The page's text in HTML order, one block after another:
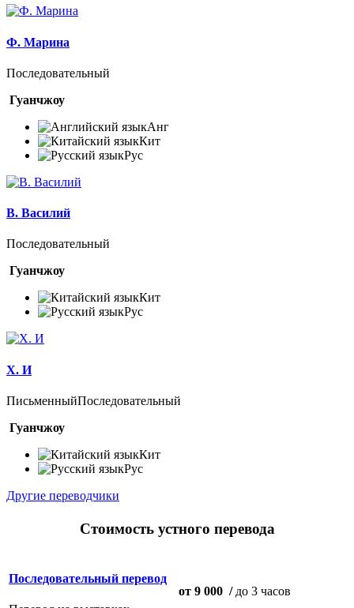
Ф. Марина
Последовательный
Гуанчжоу
Анг
Кит
Рус
В. Василий
Последовательный
Гуанчжоу
Кит
Рус
Х. И
ПисьменныйПоследовательный
Гуанчжоу
Кит
Рус
Другие переводчики
Стоимость устного перевода
Последовательный перевод
от 9 000 /до 3 часов